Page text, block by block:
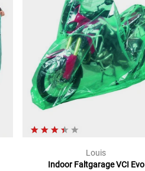
Louis
Indoor Faltgarage VCI Evo